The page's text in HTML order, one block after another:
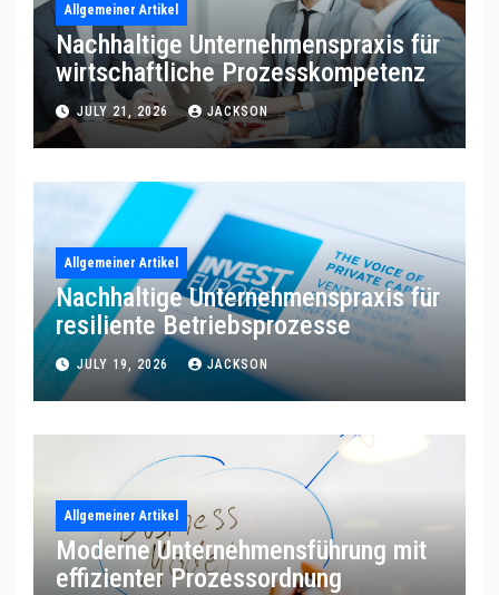
Allgemeiner Artikel
Nachhaltige Unternehmenspraxis für
wirtschaftliche Prozesskompetenz
JULY 21, 2026 JACKSON
Allgemeiner Artikel
Nachhaltige Unternehmenspraxis für
resiliente Betriebsprozesse
JULY 19, 2026 JACKSON
Allgemeiner Artikel
Moderne Unternehmensführung mit
effizienter Prozessordnung